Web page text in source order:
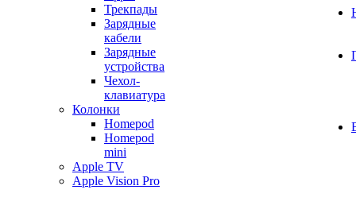
Трекпады
Зарядные
кабели
Зарядные
устройства
Чехол-
клавиатура
Колонки
Homepod
Homepod
mini
Apple TV
Apple Vision Pro